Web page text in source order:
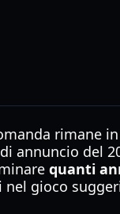
rimane
annuncio del
quanti
gioco